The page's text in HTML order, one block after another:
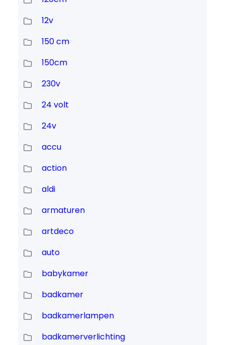
12v
150 cm
150cm
230v
24 volt
24v
accu
action
aldi
armaturen
artdeco
auto
babykamer
badkamer
badkamerlampen
badkamerverlichting